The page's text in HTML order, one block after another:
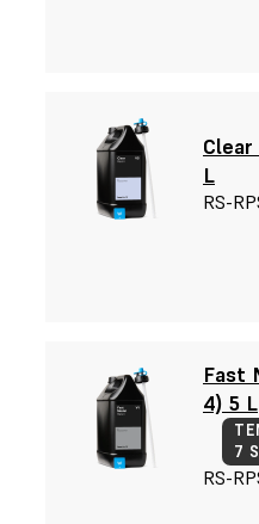
Clear
L
RS-
Fast
4) 5 L
7
RS-